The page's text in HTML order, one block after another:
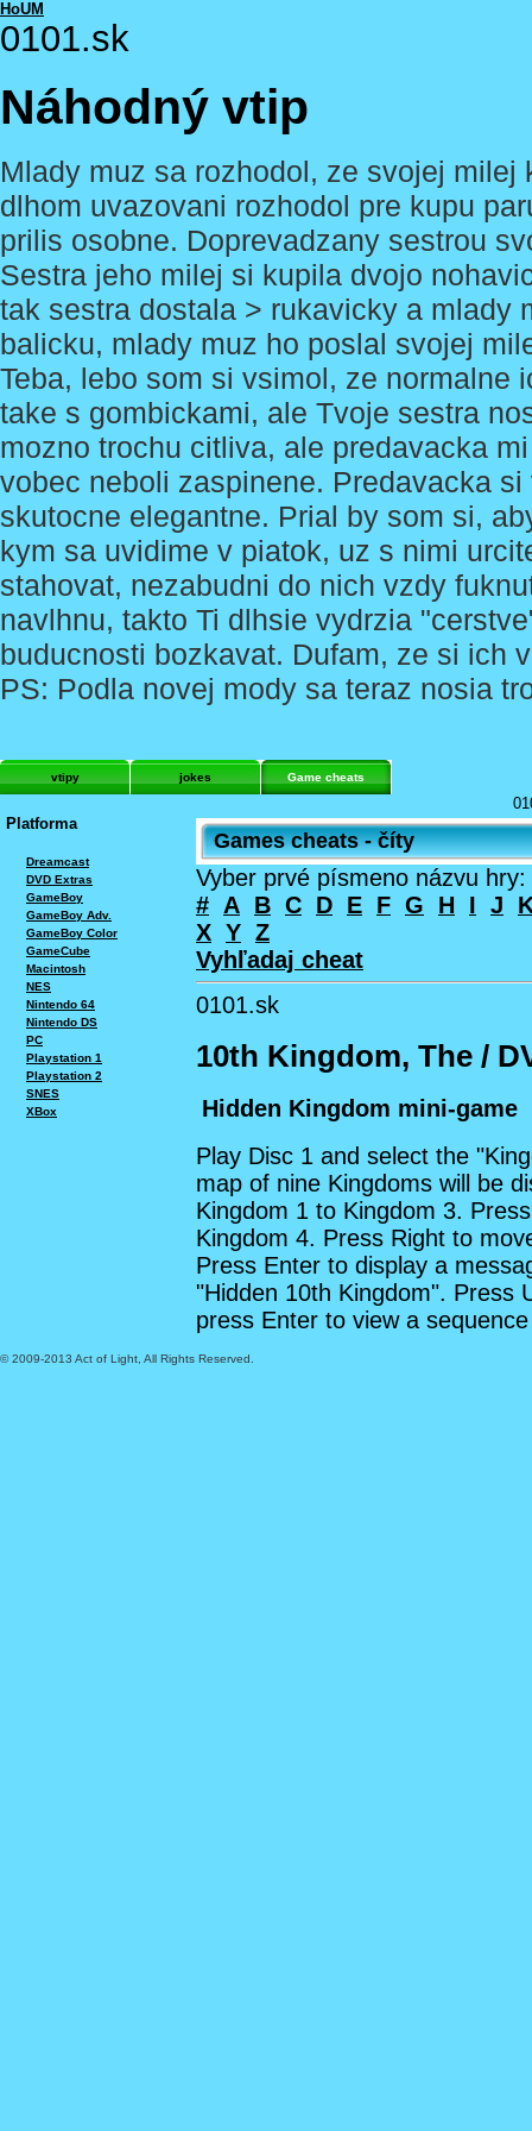
HoUM
0101.sk
Náhodný vtip
Mlady muz sa rozhodol, ze svojej
dlhom uvazovani rozhodol pre kupu
prilis osobne. Doprevadzany sestrou
Sestra jeho milej si kupila dvojo
tak sestra dostala > rukavicky a mlady
balicku, mlady muz ho poslal svojej
Teba, lebo som si vsimol, ze normalne
take s gombickami, ale Tvoje sestra
mozno trochu citliva, ale predavacka
vobec neboli zaspinene. Predavacka
skutocne elegantne. Prial by som si,
kym sa uvidime v piatok, uz s nimi
stahovat, nezabudni do nich vzdy
navlhnu, takto Ti dlhsie vydrzia
buducnosti bozkavat. Dufam, ze si ich
PS: Podla novej mody sa teraz nosia
vtipy jokes Game cheats
Platforma
Dreamcast
DVD Extras
GameBoy
GameBoy Adv.
GameBoy Color
GameCube
Macintosh
NES
Nintendo 64
Nintendo DS
PC
Playstation 1
Playstation 2
SNES
XBox
Games cheats - číty
Vyber prvé písmeno názvu hry:
# A B C D E F G H I J
X Y Z
Vyhľadaj cheat
0101.sk
10th Kingdom, The /
Hidden Kingdom mini-game
Play Disc 1 and select the
map of nine Kingdoms will be
Kingdom 1 to Kingdom 3.
Kingdom 4. Press Right to
Press Enter to display a
"Hidden 10th Kingdom". Press
press Enter to view a
© 2009-2013 Act of Light, All Rights Reserved.